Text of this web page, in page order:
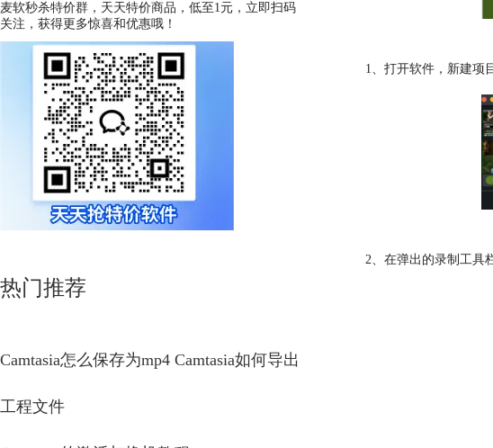
麦软秒杀特价群，天天特价商品，低至1元，立即扫码
关注，获得更多惊喜和优惠哦！
热门推荐
Camtasia怎么保存为mp4 Camtasia如何导出
工程文件
1、打开软件，新建项
2、在弹出的录制工具